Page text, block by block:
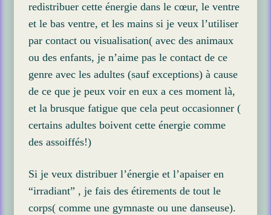
redistribuer cette énergie dans le cœur, le ventre
et le bas ventre, et les mains si je veux l’utiliser
par contact ou visualisation( avec des animaux
ou des enfants, je n’aime pas le contact de ce
genre avec les adultes (sauf exceptions) à cause
de ce que je peux voir en eux a ces moment là,
et la brusque fatigue que cela peut occasionner (
certains adultes boivent cette énergie comme
des assoiffés!)
Si je veux distribuer l’énergie et l’apaiser en
“irradiant” , je fais des étirements de tout le
corps( comme une gymnaste ou une danseuse).